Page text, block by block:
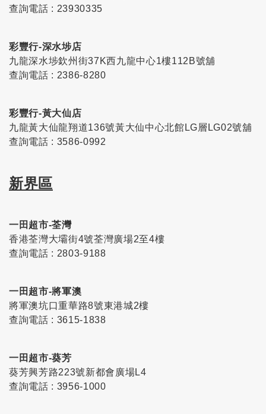
查詢電話 : 23930335
彩豐行-深水埗店
九龍深水埗欽州街37K西九龍中心1樓112B號舖
查詢電話 : 2386-8280
彩豐行-黃大仙店
九龍黃大仙龍翔道136號黃大仙中心北館LG層LG02號舖
查詢電話 : 3586-0992
新界區
一田超市-荃灣
香港荃灣大壩街4號荃灣廣場2至4樓
查詢電話 : 2803-9188
一田超市-將軍澳
將軍澳坑口重華路8號東港城2樓
查詢電話 : 3615-1838
一田超市-葵芳
葵芳興芳路223號新都會廣場L4
查詢電話 : 3956-1000